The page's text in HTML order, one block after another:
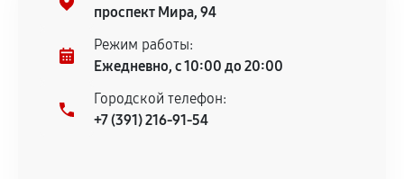
проспект Мира, 94
Режим работы:
Ежедневно, с 10:00 до 20:00
Городской телефон:
+7 (391) 216-91-54